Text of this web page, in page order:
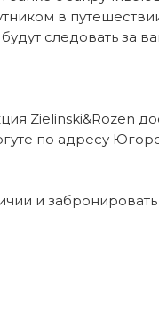
в
следовать за
Zielinski&Rozen
по адресу
и забронировать